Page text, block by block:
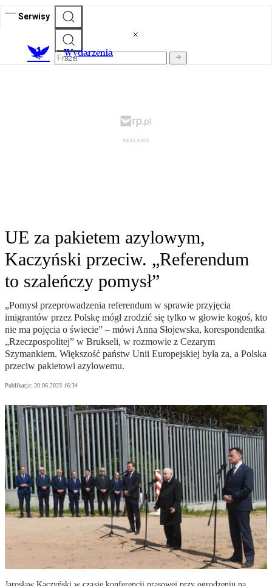
Serwisy
Wydarzenia
UE za pakietem azylowym,
Kaczyński przeciw. „Referendum
to szaleńczy pomysł”
„Pomysł przeprowadzenia referendum w sprawie przyjęcia
imigrantów przez Polskę mógł zrodzić się tylko w głowie kogoś, kto
nie ma pojęcia o świecie” – mówi Anna Słojewska, korespondentka
„Rzeczpospolitej” w Brukseli, w rozmowie z Cezarym
Szymankiem. Większość państw Unii Europejskiej była za, a Polska
przeciw pakietowi azylowemu.
Publikacja: 20.06.2023 16:34